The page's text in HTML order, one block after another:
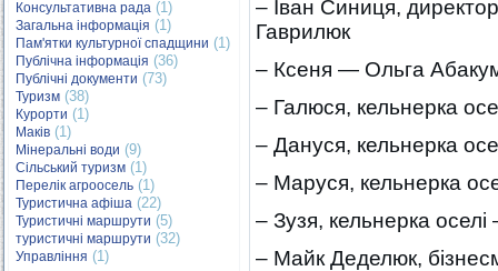
Консультативна рада (1)
Загальна інформація (1)
Пам'ятки культурної спадщини (1)
Публічна інформація (36)
Публічні документи (73)
Туризм (38)
Курорти (1)
Маків (1)
Мінеральні води (9)
Сільський туризм (1)
Перелік агроосель (1)
Туристична афіша (22)
Туристичні маршрути (5)
туристичні маршрути (32)
Управління (1)
– Іван Синиця,
Гаврилюк
– Ксеня — Ольга
– Галюся, кельнерка
– Дануся, кельнерка
– Маруся, кельнерка
– Зузя, кельнерка
– Майк Деделюк,